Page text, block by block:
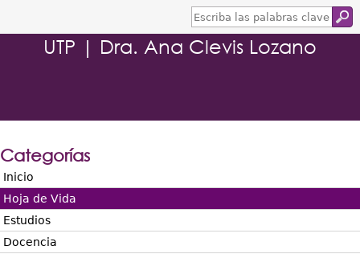
E
s
c
r
l
r
UTP | Dra. Ana Clevis Lozano
Categorías
Inicio
Hoja de Vida
Estudios
Docencia